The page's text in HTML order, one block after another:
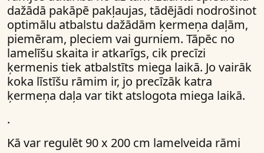
dažādā pakāpē pakļaujas, tādējādi nodrošinot
optimālu atbalstu dažādām ķermeņa daļām,
piemēram, pleciem vai gurniem. Tāpēc no
lamelīšu skaita ir atkarīgs, cik precīzi
ķermenis tiek atbalstīts miega laikā. Jo vairāk
koka līstīšu rāmim ir, jo precīzāk katra
ķermeņa daļa var tikt atslogota miega laikā.
.
Kā var regulēt 90 x 200 cm lamelveida rāmi